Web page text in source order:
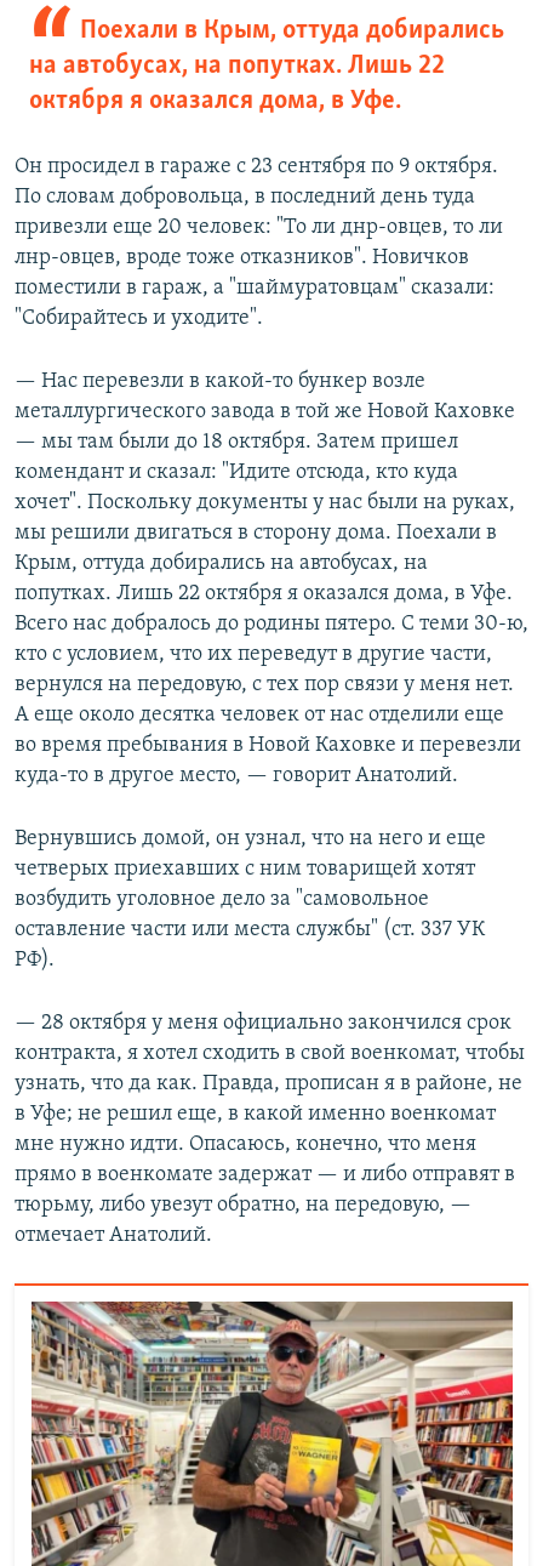
Поехали в Крым, оттуда добирались
на автобусах, на попутках. Лишь 22
октября я оказался дома, в Уфе.
Он просидел в гараже с 23 сентября по 9 октября.
По словам добровольца, в последний день туда
привезли еще 20 человек: "То ли днр-овцев, то ли
лнр-овцев, вроде тоже отказников". Новичков
поместили в гараж, а "шаймуратовцам" сказали:
"Собирайтесь и уходите".
— Нас перевезли в какой-то бункер возле
металлургического завода в той же Новой Каховке
— мы там были до 18 октября. Затем пришел
комендант и сказал: "Идите отсюда, кто куда
хочет". Поскольку документы у нас были на руках,
мы решили двигаться в сторону дома. Поехали в
Крым, оттуда добирались на автобусах, на
попутках. Лишь 22 октября я оказался дома, в Уфе.
Всего нас добралось до родины пятеро. С теми 30-ю,
кто с условием, что их переведут в другие части,
вернулся на передовую, с тех пор связи у меня нет.
А еще около десятка человек от нас отделили еще
во время пребывания в Новой Каховке и перевезли
куда-то в другое место, — говорит Анатолий.
Вернувшись домой, он узнал, что на него и еще
четверых приехавших с ним товарищей хотят
возбудить уголовное дело за "самовольное
оставление части или места службы" (ст. 337 УК
РФ).
— 28 октября у меня официально закончился срок
контракта, я хотел сходить в свой военкомат, чтобы
узнать, что да как. Правда, прописан я в районе, не
в Уфе; не решил еще, в какой именно военкомат
мне нужно идти. Опасаюсь, конечно, что меня
прямо в военкомате задержат — и либо отправят в
тюрьму, либо увезут обратно, на передовую, —
отмечает Анатолий.